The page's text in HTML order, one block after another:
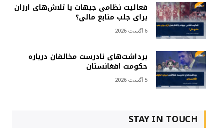
فعالیت نظامی جبهات یا تلاش‌های ارزان
برای جلب منابع مالی؟
6 آگست 2026
برداشت‌های نادرست مخالفان درباره
حکومت افغانستان
5 آگست 2026
STAY IN TOUCH